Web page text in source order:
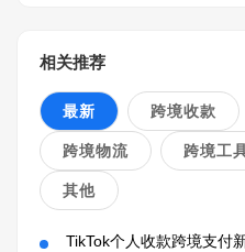
相关推荐
最新 跨境收款
跨境物流 跨境工
其他
TikTok个人收款跨境支付